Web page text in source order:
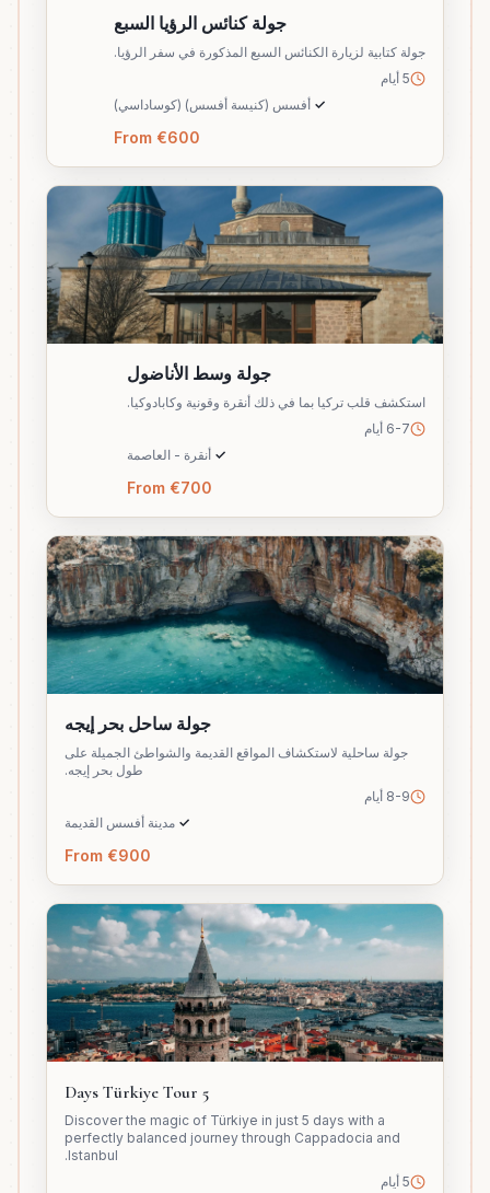
جولة كنائس الرؤيا السبع
جولة كتابية لزيارة الكنائس السبع المذكورة في سفر الرؤيا.
5 أيام
✓ أفسس (كنيسة أفسس) (كوساداسي)
From €600
جولة وسط الأناضول
استكشف قلب تركيا بما في ذلك أنقرة وقونية وكابادوكيا.
6-7 أيام
✓ أنقرة - العاصمة
From €700
جولة ساحل بحر إيجه
جولة ساحلية لاستكشاف المواقع القديمة والشواطئ الجميلة على
طول بحر إيجه.
8-9 أيام
✓ مدينة أفسس القديمة
From €900
5 Days Türkiye Tour
Discover the magic of Türkiye in just 5 days with a
perfectly balanced journey through Cappadocia and
Istanbul.
5 أيام